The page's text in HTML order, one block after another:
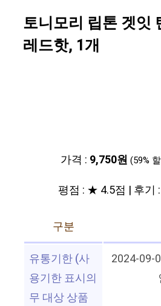
토니모리 립톤 겟잇
레드핫, 1개
가격 : 9,750원 (59%
평점 : ★ 4.5점 | 후기
구분
유통기한 (사
용기한 표시의
무 대상 상품
2024-09-